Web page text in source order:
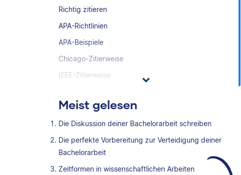
Richtig zitieren
APA-Richtlinien
APA-Beispiele
Chicago-Zitierweise
IEEE-Zitierweise
Meist gelesen
Die Diskussion deiner Bachelorarbeit schreiben
Die perfekte Vorbereitung zur Verteidigung deiner
Bachelorarbeit
Zeitformen in wissenschaftlichen Arbeiten